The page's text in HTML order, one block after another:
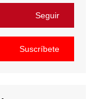
Seguir
Suscríbete